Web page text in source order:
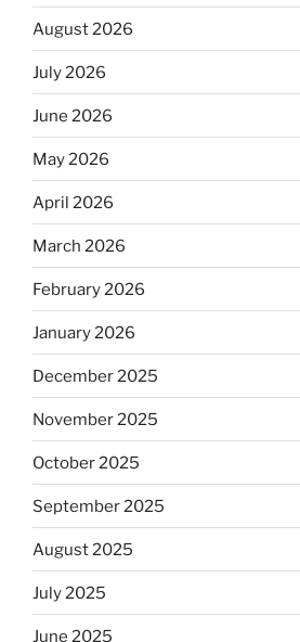
August 2026
July 2026
June 2026
May 2026
April 2026
March 2026
February 2026
January 2026
December 2025
November 2025
October 2025
September 2025
August 2025
July 2025
June 2025